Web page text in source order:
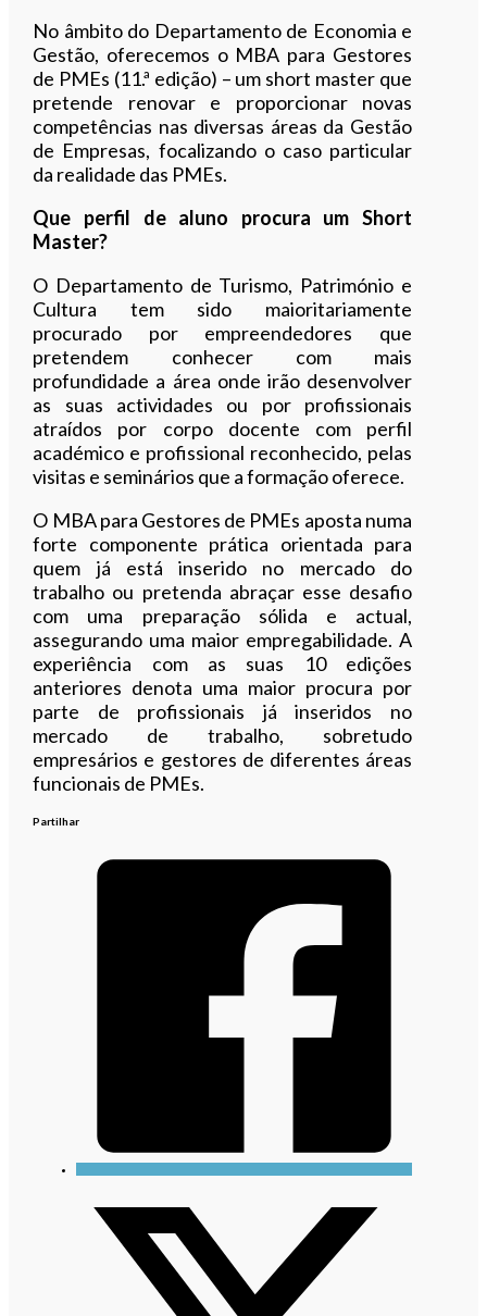
No âmbito do Departamento de Economia e
Gestão, oferecemos o MBA para Gestores
de PMEs (11.ª edição) – um short master que
pretende renovar e proporcionar novas
competências nas diversas áreas da Gestão
de Empresas, focalizando o caso particular
da realidade das PMEs.
Que perfil de aluno procura um Short
Master?
O Departamento de Turismo, Património e
Cultura tem sido maioritariamente
procurado por empreendedores que
pretendem conhecer com mais
profundidade a área onde irão desenvolver
as suas actividades ou por profissionais
atraídos por corpo docente com perfil
académico e profissional reconhecido, pelas
visitas e seminários que a formação oferece.
O MBA para Gestores de PMEs aposta numa
forte componente prática orientada para
quem já está inserido no mercado do
trabalho ou pretenda abraçar esse desafio
com uma preparação sólida e actual,
assegurando uma maior empregabilidade. A
experiência com as suas 10 edições
anteriores denota uma maior procura por
parte de profissionais já inseridos no
mercado de trabalho, sobretudo
empresários e gestores de diferentes áreas
funcionais de PMEs.
Partilhar